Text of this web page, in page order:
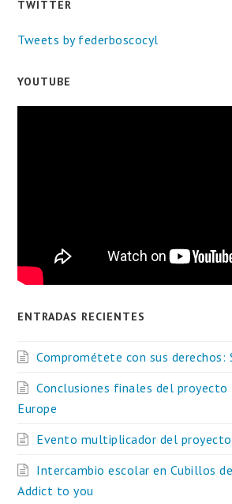
TWITTER
Tweets by federboscocyl
YOUTUBE
ENTRADAS RECIENTES
Comprométete con sus derechos:
Conclusiones finales del
Europe
Evento multiplicador del
Intercambio escolar en Cubillos
Addict to you